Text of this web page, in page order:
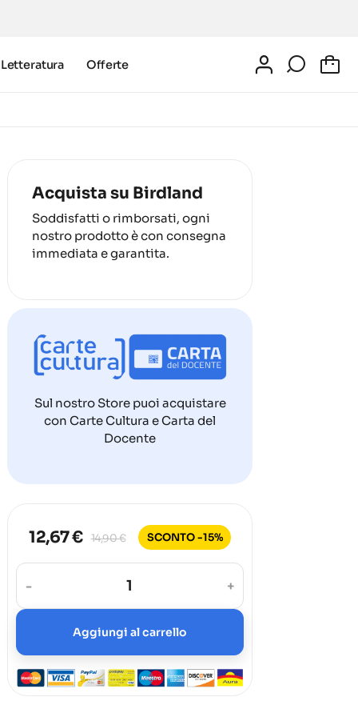
Letteratura Offerte
Acquista su Birdland
Soddisfatti o rimborsati, ogni
nostro prodotto è con consegna
immediata e garantita.
Sul nostro Store puoi acquistare
con Carte Cultura e Carta del
Docente
12,67 € 14,90 € SCONTO -15%
- +
Aggiungi al carrello